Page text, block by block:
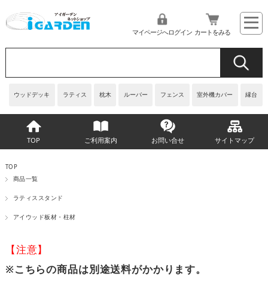
ウッドデッキ ラティス 枕木 ルーバー フェンス 室外機カバー 縁台
マイページへログイン カートをみる
TOP ご利用案内 お問い合せ サイトマップ
TOP
商品一覧
ラティススタンド
アイウッド板材・柱材
【注意】
※こちらの商品は別途送料がかかります。